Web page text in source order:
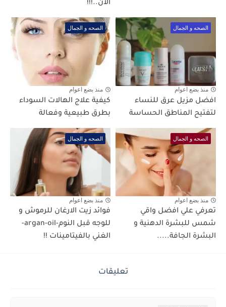
الان..!!!
الصحه و الجمال
منذ بضع اعوام
افضل مزيل عرق للنساء
لتفتيح المناطق الحساسة
الصحه و الجمال
منذ بضع اعوام
كيفية علاج الهالات السوداء
بطرق طبيعية وفعالة
الصحه و الجمال
منذ بضع اعوام
تعرفي علي افضل واقي
شمس للبشرة الدهنية و
البشرة الجافة.....
الصحه و الجمال
منذ بضع اعوام
فوائد زيت الارغان للرموش و
للوجه قبل النوم-argan-oil-
الغني بالفيتامينات !!
تعليقات